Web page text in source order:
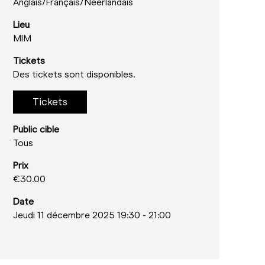
Lieu
MIM
Tickets
Des tickets sont disponibles.
Tickets
Public cible
Tous
Prix
€30.00
Date
Jeudi 11 décembre 2025 19:30 -21:00